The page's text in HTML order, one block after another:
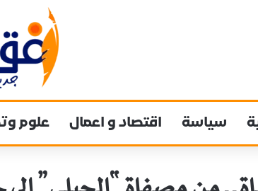
سياسة اقتصاد و اعمال علوم